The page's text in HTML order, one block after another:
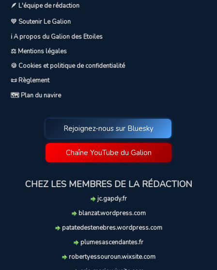
🪶 L'équipe de rédaction
💛 Soutenir Le Galion
ℹ️ A propos du Galion des Etoiles
⚖️ Mentions légales
🍪 Cookies et politique de confidentialité
📜 Règlement
🗺️ Plan du navire
Rejoignez-nous sur Bluesky
Chaîne YouTube du Galion
CHEZ LES MEMBRES DE LA RÉDACTION
jc.gapdy.fr
blanzat.wordpress.com
patatedestenebres.wordpress.com
plumesascendantes.fr
robertyessouroun.wixsite.com